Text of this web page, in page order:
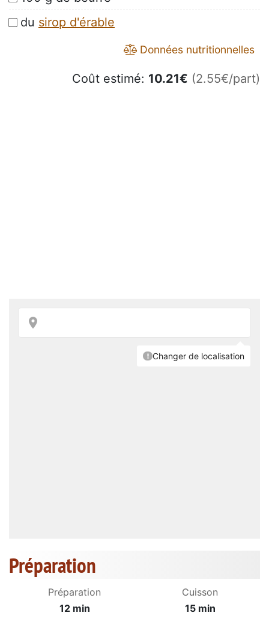
du sirop d'érable
Données nutritionnelles
Coût estimé: 10.21€ (2.55€/part)
Préparation
Préparation
12 min
Cuisson
15 min